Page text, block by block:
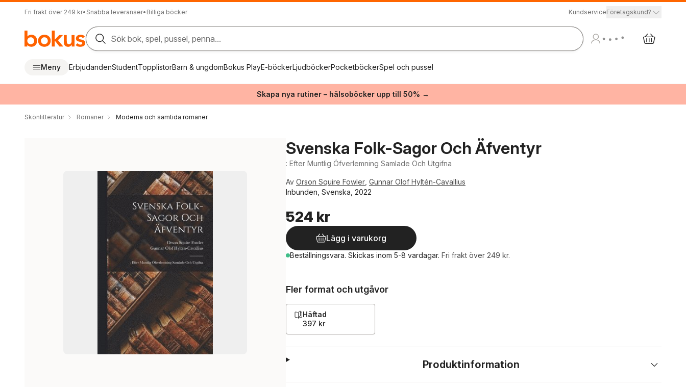
Fri frakt över 249 kr• Snabba leveranser• Billiga böcker KundserviceFöretagskund?
Sök bok, spel, pussel, penna...
Meny ErbjudandenStudentTopplistorBarn & ungdomBokus PlayE-böckerLjudböckerPocketböckerSpel och pussel
Skapa nya rutiner – hälsoböcker upp till 50% →
Skönlitteratur Romaner Moderna och samtida romaner
Svenska Folk-Sagor Och Äfventyr
: Efter Muntlig Öfverlemning Samlade Och Utgifna
Av Orson Squire Fowler Gunnar Olof Hyltén-Cavallius
Inbunden, Svenska, 2022
524 kr
Lägg i varukorg
Beställningsvara. Skickas inom 5-8 vardagar. Fri frakt över 249 kr.
Fler format och utgåvor
Häftad
397 kr
Produktinformation